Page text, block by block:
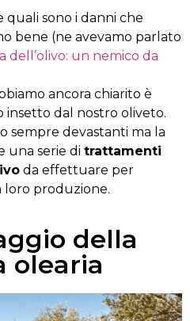
quali sono i danni che
bene (ne avevamo parlato
dell’olivo: un nemico da
ancora chiarito è
dal nostro oliveto.
sempre devastanti ma la
una serie di trattamenti
da effettuare per
loro produzione.
della
olearia